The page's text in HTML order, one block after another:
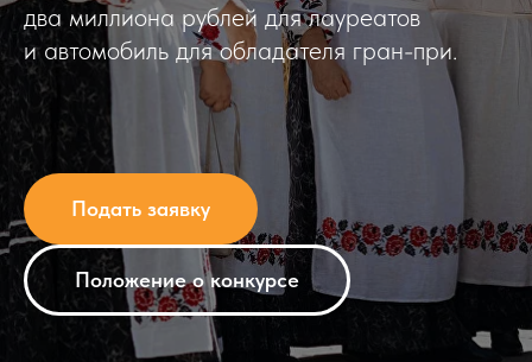
два миллиона рублей для лауреатов
и автомобиль для обладателя гран-при.
Подать заявку
Положение о конкурсе